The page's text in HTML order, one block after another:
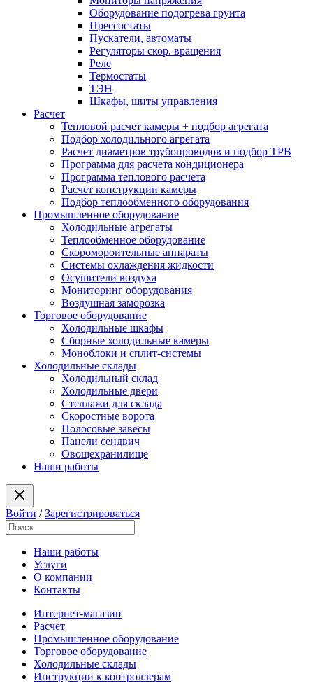
Оборудование подогрева грунта
Прессостаты
Пускатели, автоматы
Регуляторы скор. вращения
Реле
Термостаты
ТЭН
Шкафы, шиты управления
Расчет
Тепловой расчет камеры + подбор агрегата
Подбор холодильного агрегата
Расчет диаметров трубопроводов и подбор ТРВ
Программа для расчета кондиционера
Программа теплового расчета
Расчет конструкции камеры
Подбор теплообменного оборудования
Промышленное оборудование
Холодильные агрегаты
Теплообменное оборудование
Скоромороительные аппараты
Системы охлаждения жидкости
Осушители воздуха
Мониторинг оборудования
Воздушная заморозка
Торговое оборудование
Холодильные шкафы
Сборные холодильные камеры
Моноблоки и сплит-системы
Холодильные склады
Холодильный склад
Холодильные двери
Стеллажи для склада
Скоростные ворота
Полосовые завесы
Панели сендвич
Овощехранилище
Наши работы
Войти /Зарегистрироваться
Наши работы
Услуги
О компании
Контакты
Интернет-магазин
Расчет
Промышленное оборудование
Торговое оборудование
Холодильные склады
Инструкции к контроллерам